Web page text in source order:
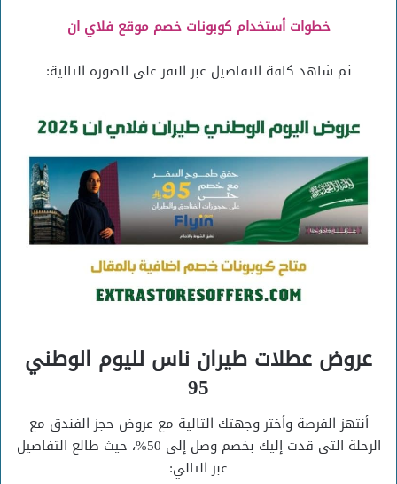
خطوات أستخدام كوبونات خصم موقع فلاي ان
ثم شاهد كافة التفاصيل عبر النقر على الصورة التالية:
عروض عطلات طيران ناس لليوم الوطني
95
أنتهز الفرصة وأختر وجهتك التالية مع عروض حجز الفندق مع
الرحلة التى قدت إليك بخصم وصل إلى 50%، حيث طالع التفاصيل
عبر التالي: